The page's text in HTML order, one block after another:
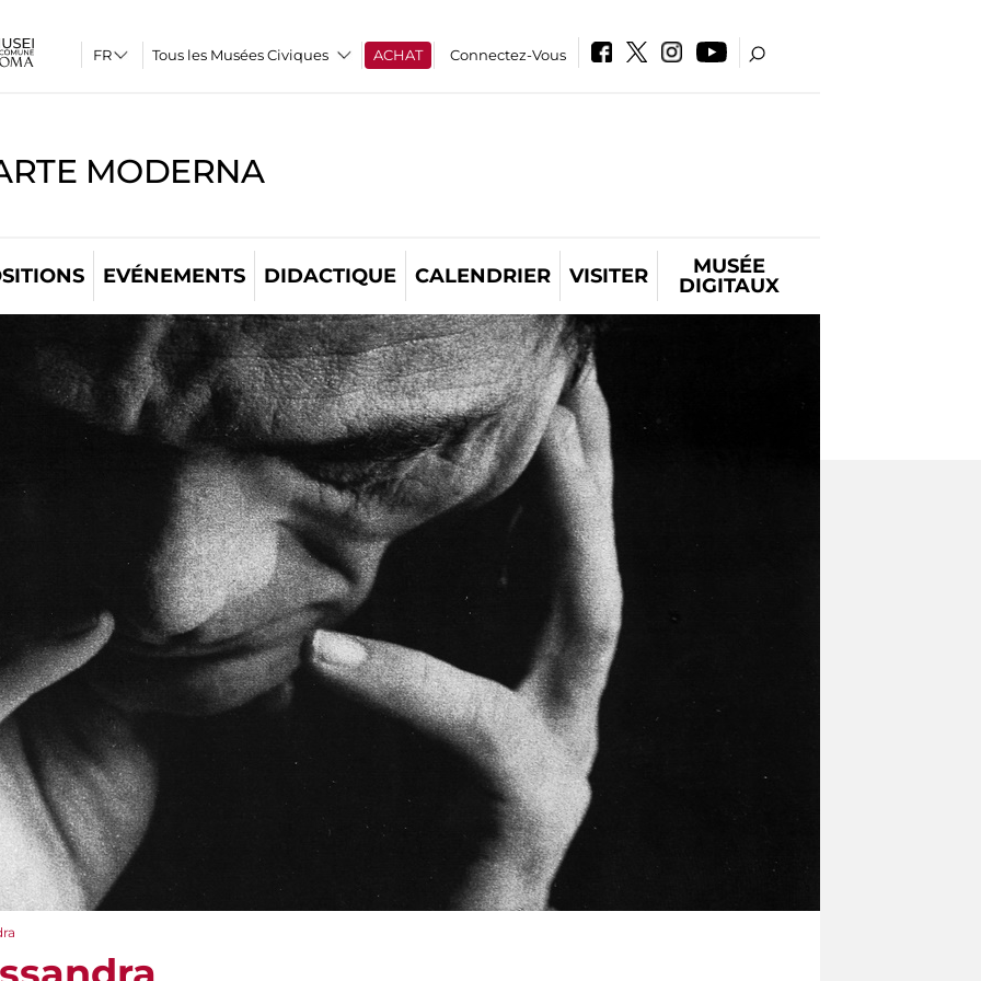
Tous les Musées Civiques ACHAT Connectez-Vous
MODERNA
EVÉNEMENTS DIDACTIQUE CALENDRIER VISITER
MUSÉE
DIGITAUX